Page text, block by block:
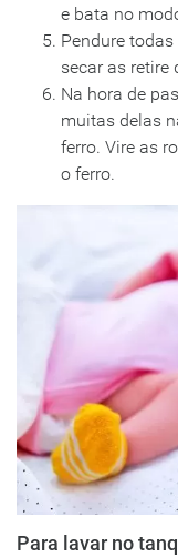
e bata no
Pendure
secar as retire
Na hora de
muitas delas
ferro. Vire as
o ferro.
Para lavar no